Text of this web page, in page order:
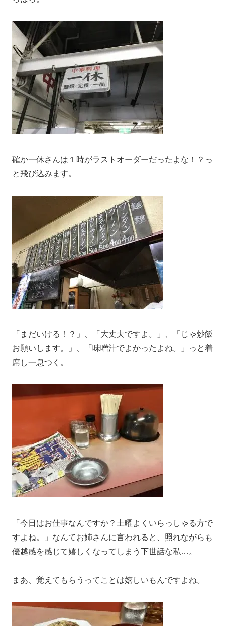
確か一休さんは１時がラストオーダーだったよな！？っ
と飛び込みます。
「まだいける！？」、「大丈夫ですよ。」、「じゃ炒飯
お願いします。」、「味噌汁でよかったよね。」っと着
席し一息つく。
「今日はお仕事なんですか？土曜よくいらっしゃる方で
すよね。」なんてお姉さんに言われると、照れながらも
優越感を感じて嬉しくなってしまう下世話な私…。
まあ、覚えてもらうってことは嬉しいもんですよね。